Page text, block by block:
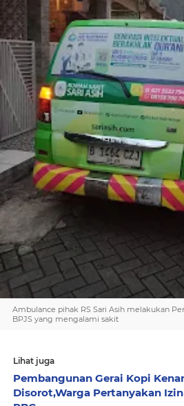
Ambulance pihak RS Sari Asih melakukan
BPJS yang mengalami sakit
Lihat juga
Pembangunan Gerai Kopi
Disorot,Warga Pertanyakan